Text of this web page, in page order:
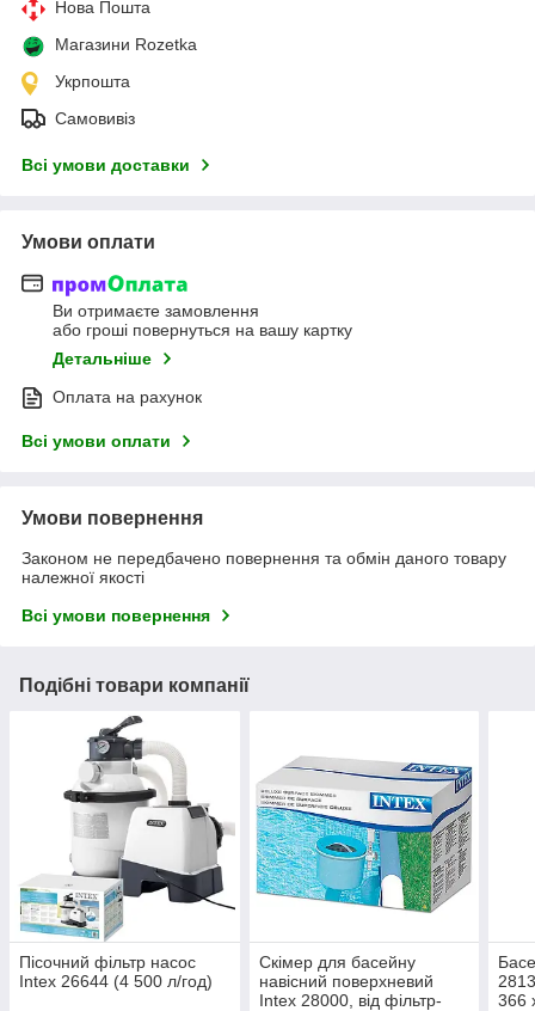
Нова Пошта
Магазини Rozetka
Укрпошта
Самовивіз
Всі умови доставки
Умови оплати
Ви отримаєте замовлення
або гроші повернуться на вашу картку
Детальніше
Оплата на рахунок
Всі умови оплати
Умови повернення
Законом не передбачено повернення та обмін даного товару
належної якості
Всі умови повернення
Подібні товари компанії
Пісочний фільтр насос
Intex 26644 (4 500 л/год)
Скімер для басейну
навісний поверхневий
Intex 28000, від фільтр-
366